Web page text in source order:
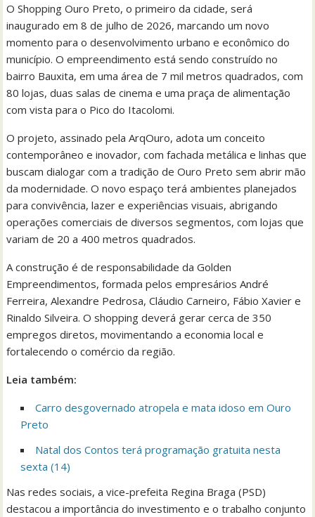
O Shopping Ouro Preto, o primeiro da cidade, será
inaugurado em 8 de julho de 2026, marcando um novo
momento para o desenvolvimento urbano e econômico do
município. O empreendimento está sendo construído no
bairro Bauxita, em uma área de 7 mil metros quadrados, com
80 lojas, duas salas de cinema e uma praça de alimentação
com vista para o Pico do Itacolomi.
O projeto, assinado pela ArqOuro, adota um conceito
contemporâneo e inovador, com fachada metálica e linhas que
buscam dialogar com a tradição de Ouro Preto sem abrir mão
da modernidade. O novo espaço terá ambientes planejados
para convivência, lazer e experiências visuais, abrigando
operações comerciais de diversos segmentos, com lojas que
variam de 20 a 400 metros quadrados.
A construção é de responsabilidade da Golden
Empreendimentos, formada pelos empresários André
Ferreira, Alexandre Pedrosa, Cláudio Carneiro, Fábio Xavier e
Rinaldo Silveira. O shopping deverá gerar cerca de 350
empregos diretos, movimentando a economia local e
fortalecendo o comércio da região.
Leia também:
Carro desgovernado atropela e mata idoso em Ouro
Preto
Natal dos Contos terá programação gratuita nesta
sexta (14)
Nas redes sociais, a vice-prefeita Regina Braga (PSD)
destacou a importância do investimento e o trabalho conjunto